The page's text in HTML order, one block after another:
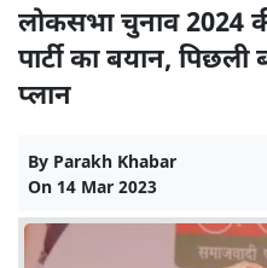
लोकसभा चुनाव 2024
पार्टी का बयान, पिछली
प्लान
By Parakh Khabar
On 14 Mar 2023